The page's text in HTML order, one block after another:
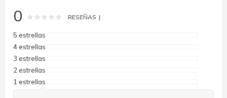
0 Rating: % of100
RESEÑAS
5 estrellas
4 estrellas
3 estrellas
2 estrellas
1 estrellas